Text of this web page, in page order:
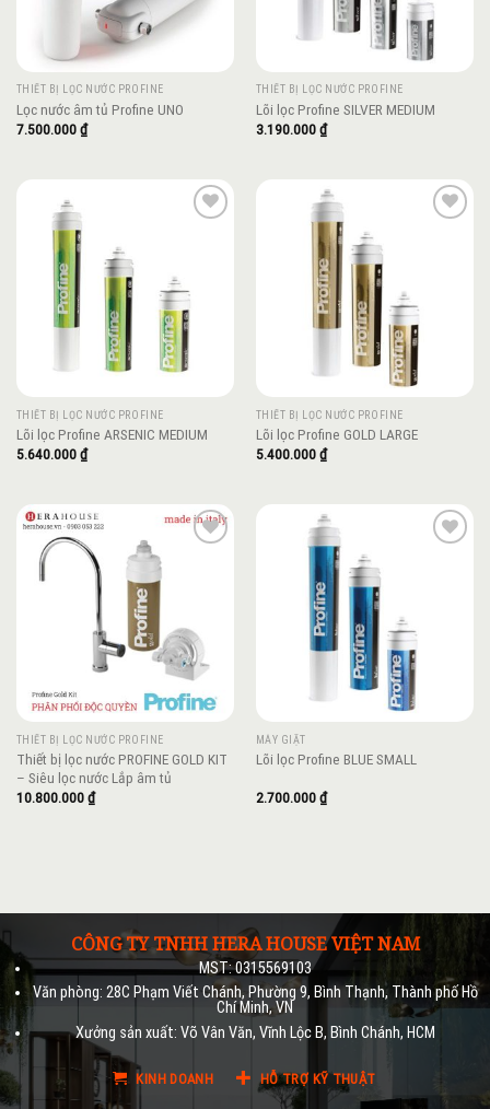
THIẾT BỊ LỌC NƯỚC PROFINE
Lọc nước âm tủ Profine UNO
7.500.000₫
THIẾT BỊ LỌC NƯỚC PROFINE
Lõi lọc Profine SILVER MEDIUM
3.190.000₫
THIẾT BỊ LỌC NƯỚC PROFINE
Lõi lọc Profine ARSENIC MEDIUM
5.640.000₫
THIẾT BỊ LỌC NƯỚC PROFINE
Lõi lọc Profine GOLD LARGE
5.400.000₫
THIẾT BỊ LỌC NƯỚC PROFINE
Thiết bị lọc nước PROFINE GOLD KIT
– Siêu lọc nước Lắp âm tủ
10.800.000₫
MÁY GIẶT
Lõi lọc Profine BLUE SMALL
2.700.000₫
CÔNG TY TNHH HERA HOUSE VIỆT NAM
MST: 0315569103
Văn phòng: 28C Phạm Viết Chánh, Phường 9, Bình Thạnh, Thành phố Hồ
Chí Minh, VN
Xưởng sản xuất: Võ Vân Văn, Vĩnh Lộc B, Bình Chánh, HCM
KINH DOANH HỖ TRỢ KỸ THUẬT